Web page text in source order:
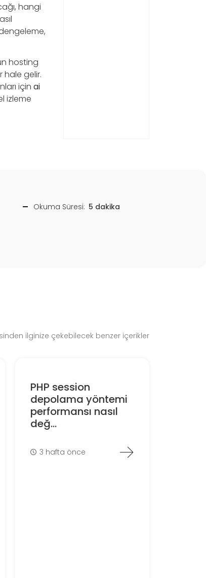
hangi
hosting
hale gelir.
için ai
izleme
Okuma Süresi: 5 dakika
ilginize çekebilecek benzer içerikler
PHP session
depolama yöntemi
performansı nasıl
değ...
3 hafta önce